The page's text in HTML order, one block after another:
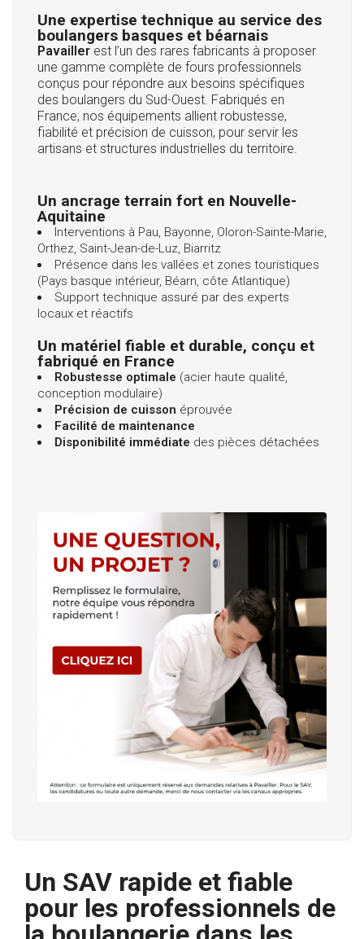
Une expertise technique au service des
boulangers basques et béarnais
Pavailler est l’un des rares fabricants à proposer
une gamme complète de fours professionnels
conçus pour répondre aux besoins spécifiques
des boulangers du Sud-Ouest. Fabriqués en
France, nos équipements allient robustesse,
fiabilité et précision de cuisson, pour servir les
artisans et structures industrielles du territoire.
Un ancrage terrain fort en Nouvelle-
Aquitaine
Interventions à Pau, Bayonne, Oloron-Sainte-Marie,
Orthez, Saint-Jean-de-Luz, Biarritz
Présence dans les vallées et zones touristiques
(Pays basque intérieur, Béarn, côte Atlantique)
Support technique assuré par des experts
locaux et réactifs
Un matériel fiable et durable, conçu et
fabriqué en France
Robustesse optimale (acier haute qualité,
conception modulaire)
Précision de cuisson éprouvée
Facilité de maintenance
Disponibilité immédiate des pièces détachées
Un SAV rapide et fiable
pour les professionnels de